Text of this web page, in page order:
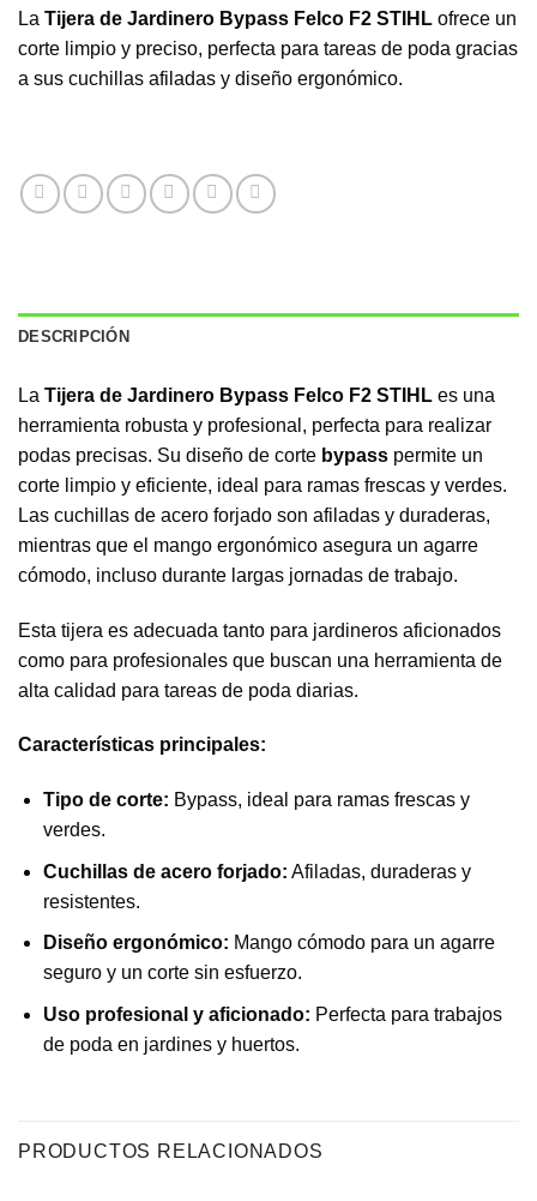
La Tijera de Jardinero Bypass Felco F2 STIHL ofrece un
corte limpio y preciso, perfecta para tareas de poda gracias
a sus cuchillas afiladas y diseño ergonómico.
DESCRIPCIÓN
La Tijera de Jardinero Bypass Felco F2 STIHL es una
herramienta robusta y profesional, perfecta para realizar
podas precisas. Su diseño de corte bypass permite un
corte limpio y eficiente, ideal para ramas frescas y verdes.
Las cuchillas de acero forjado son afiladas y duraderas,
mientras que el mango ergonómico asegura un agarre
cómodo, incluso durante largas jornadas de trabajo.
Esta tijera es adecuada tanto para jardineros aficionados
como para profesionales que buscan una herramienta de
alta calidad para tareas de poda diarias.
Características principales:
Tipo de corte: Bypass, ideal para ramas frescas y
verdes.
Cuchillas de acero forjado: Afiladas, duraderas y
resistentes.
Diseño ergonómico: Mango cómodo para un agarre
seguro y un corte sin esfuerzo.
Uso profesional y aficionado: Perfecta para trabajos
de poda en jardines y huertos.
PRODUCTOS RELACIONADOS